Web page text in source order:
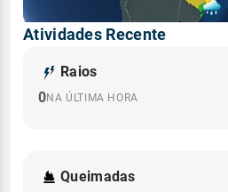
Atividades Recente
Raios
0NA ÚLTIMA HORA
Queimadas